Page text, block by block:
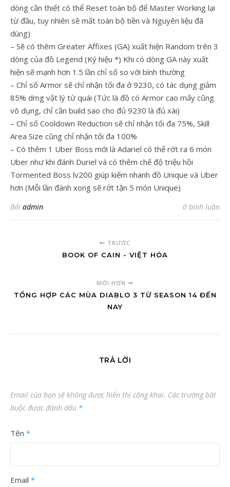
dòng cần thiết có thể Reset toàn bộ để Master Working lại
từ đầu, tuy nhiên sẽ mất toàn bộ tiền và Nguyên liệu đã
dùng)
– Sẽ có thêm Greater Affixes (GA) xuất hiện Random trên 3
dòng của đồ Legend (Ký hiệu *) Khi có dòng GA này xuất
hiện sẽ mạnh hơn 1.5 lần chỉ số so với bình thường
– Chỉ số Armor sẽ chỉ nhận tối đa ở 9230, có tác dụng giảm
85% dmg vật lý từ quái (Tức là đồ có Armor cao mấy cũng
vô dụng, chỉ cần build sao cho đủ 9230 là đủ xài)
– Chỉ số Cooldown Reduction sẽ chỉ nhận tối đa 75%, Skill
Area Size cũng chỉ nhận tối đa 100%
– Có thêm 1 Uber Boss mới là Adariel có thể rớt ra 6 món
Uber như khi đánh Duriel và có thêm chế độ triệu hồi
Tormented Boss lv200 giúp kiếm nhanh đồ Unique và Uber
hơn (Mỗi lần đánh xong sẽ rớt tận 5 món Unique)
Bởi admin 0 bình luận
TRƯỚC
BOOK OF CAIN - VIỆT HÓA
MỚI HƠN
TỔNG HỢP CÁC MÙA DIABLO 3 TỪ SEASON 14 ĐẾN
NAY
TRẢ LỜI
Email của bạn sẽ không được hiển thị công khai. Các trường bắt
buộc được đánh dấu *
Tên *
Email *